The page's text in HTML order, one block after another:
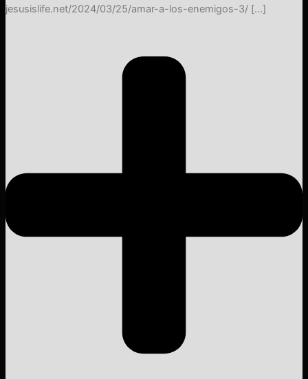
jesusislife.net/2024/03/25/amar-a-los-enemigos-3/ […]